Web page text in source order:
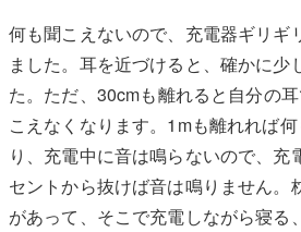
何も聞こえないので、充電器ギリギ
ました。耳を近づけると、確かに少
た。ただ、30cmも離れると自分の
こえなくなります。1mも離れれば
り、充電中に音は鳴らないので、充
セントから抜けば音は鳴りません。
があって、そこで充電しながら寝る